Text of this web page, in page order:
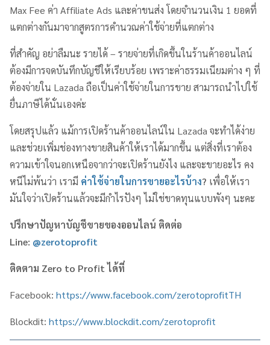
Max Fee ค่า Affiliate Ads และค่าขนส่ง โดยจำนวนเงิน 1 ยอดที่
แตกต่างกันมาจากสูตรการคำนวณค่าใช้จ่ายที่แตกต่าง
ที่สำคัญ อย่าลืมนะ รายได้ – รายจ่ายที่เกิดขึ้นในร้านค้าออนไลน์
ต้องมีการจดบันทึกบัญชีให้เรียบร้อย เพราะค่าธรรมเนียมต่าง ๆ ที่
ต้องจ่ายใน Lazada ถือเป็นค่าใช้จ่ายในการขาย สามารถนำไปใช้
ยื่นภาษีได้นั่นเองค่ะ
โดยสรุปแล้ว แม้การเปิดร้านค้าออนไลน์ใน Lazada จะทำได้ง่าย
และช่วยเพิ่มช่องทางขายสินค้าให้เราได้มากขึ้น แต่สิ่งที่เราต้อง
ความเข้าใจนอกเหนือจากว่าจะเปิดร้านยังไง และจะขายอะไร คง
หนีไม่พ้นว่า เรามี ค่าใช้จ่ายในการขายอะไรบ้าง? เพื่อให้เรา
มันใจว่าเปิดร้านแล้วจะมีกำไรปังๆ ไม่ใช่ขาดทุนแบบพังๆ นะคะ
ปรึกษาปัญหาบัญชีขายของออนไลน์ ติดต่อ
Line: @zerotoprofit
ติดตาม Zero to Profitได้ที่
Facebook: https://www.facebook.com/zerotoprofitTH
Blockdit: https://www.blockdit.com/zerotoprofit